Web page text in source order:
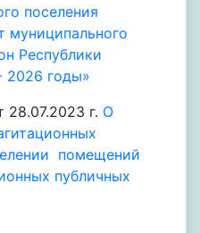
поселения
муниципального
Республики
2026 годы»
г. О
помещений
публичных